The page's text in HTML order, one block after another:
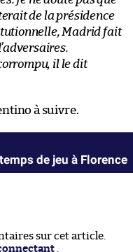
de la présidence
Madrid fait
il le dit
à suivre.
de jeu à Florence
sur cet article.
.